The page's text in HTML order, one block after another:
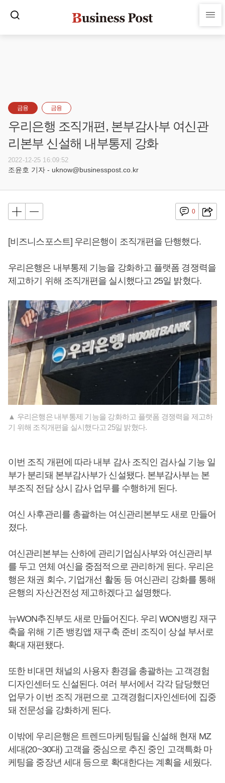
금융 금융
우리은행 조직개편, 본부감사부 여신관
리본부 신설해 내부통제 강화
2022-12-25 16:09:52
조윤호 기자 - uknow@businesspost.co.kr
0
[비즈니스포스트] 우리은행이 조직개편을 단행했다.
우리은행은 내부통제 기능을 강화하고 플랫폼 경쟁력을
제고하기 위해 조직개편을 실시했다고 25일 밝혔다.
▲ 우리은행은 내부통제 기능을 강화하고 플랫폼 경쟁력을 제고하
기 위해 조직개편을 실시했다고 25일 밝혔다.
이번 조직 개편에 따라 내부 감사 조직인 검사실 기능 일
부가 분리돼 본부감사부가 신설됐다. 본부감사부는 본
부조직 전담 상시 감사 업무를 수행하게 된다.
여신 사후관리를 총괄하는 여신관리본부도 새로 만들어
졌다.
여신관리본부는 산하에 관리기업심사부와 여신관리부
를 두고 연체 여신을 중점적으로 관리하게 된다. 우리은
행은 채권 회수, 기업개선 활동 등 여신관리 강화를 통해
은행의 자산건전성 제고하겠다고 설명했다.
뉴WON추진부도 새로 만들어진다. 우리 WON뱅킹 재구
축을 위해 기존 뱅킹앱 재구축 준비 조직이 상설 부서로
확대 재편됐다.
또한 비대면 채널의 사용자 환경을 총괄하는 고객경험
디자인센터도 신설된다. 여러 부서에서 각각 담당했던
업무가 이번 조직 개편으로 고객경험디자인센터에 집중
돼 전문성을 강화하게 된다.
이밖에 우리은행은 트렌드마케팅팀을 신설해 현재 MZ
세대(20~30대) 고객을 중심으로 추진 중인 고객특화 마
케팅을 중장년 세대 등으로 확대한다는 계획을 세웠다.